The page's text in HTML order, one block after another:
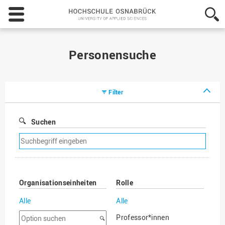
Hochschule
Osnabrück
-
Personensuche
Filter
Suchen
Suchfilter
entfernen
Organisationseinheiten
Alle
Option
Rolle
Alle
Professor*innen